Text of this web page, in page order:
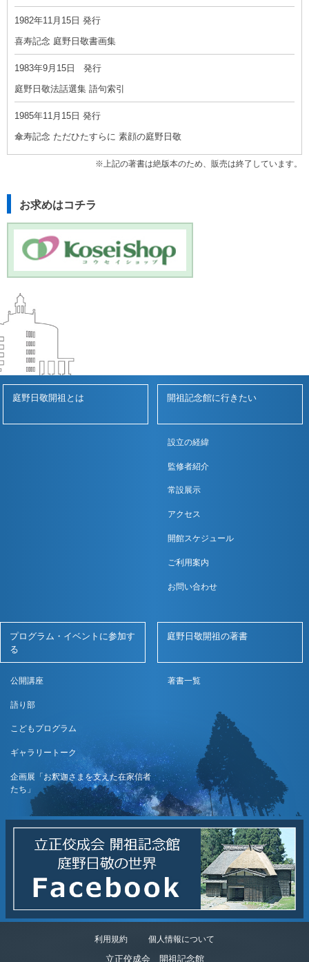
1982年11月15日 発行
喜寿記念 庭野日敬書画集
1983年9月15日 発行
庭野日敬法話選集 語句索引
1985年11月15日 発行
傘寿記念 ただひたすらに 素顔の庭野日敬
※上記の著書は絶版本のため、販売は終了しています。
お求めはコチラ
庭野日敬開祖とは 開祖記念館に行きたい
設立の経緯
監修者紹介
常設展示
アクセス
開館スケジュール
ご利用案内
お問い合わせ
プログラム・イベントに参加す
る
公開講座
語り部
こどもプログラム
ギャラリートーク
企画展「お釈迦さまを支えた在家信者
たち」
庭野日敬開祖の著書
著書一覧
利用規約 個人情報について
立正佼成会 開祖記念館